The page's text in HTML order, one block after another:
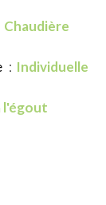
Chaudière
Individuelle
l'égout